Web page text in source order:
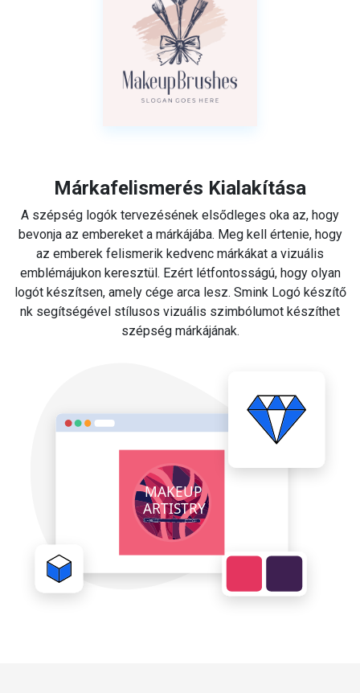
Márkafelismerés Kialakítása
A szépség logók tervezésének elsődleges oka az, hogy
bevonja az embereket a márkájába. Meg kell értenie, hogy
az emberek felismerik kedvenc márkákat a vizuális
emblémájukon keresztül. Ezért létfontosságú, hogy olyan
logót készítsen, amely cége arca lesz. Smink Logó készítő
nk segítségével stílusos vizuális szimbólumot készíthet
szépség márkájának.